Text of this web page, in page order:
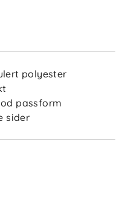
polyester
passform
sider